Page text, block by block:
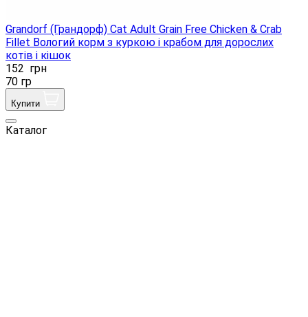
Grandorf (Грандорф) Cat Adult Grain Free Chicken & Crab
Fillet Вологий корм з куркою і крабом для дорослих
котів і кішок
152 грн
70 гр
Купити
Каталог